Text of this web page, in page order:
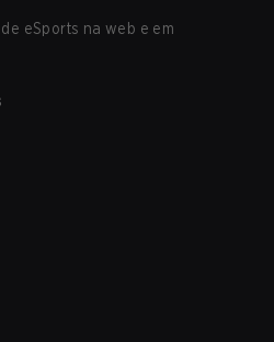
eSports na web e em